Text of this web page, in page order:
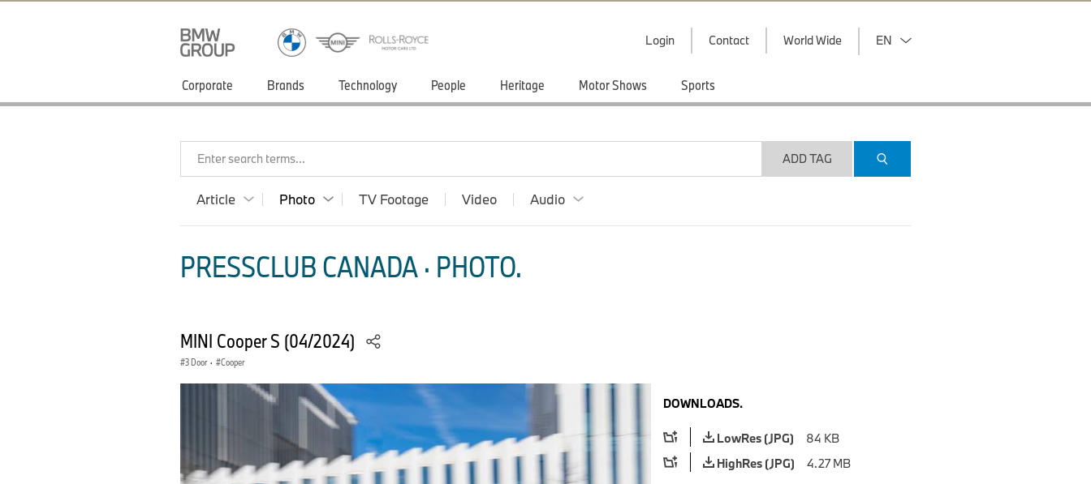
Login Contact World Wide EN
Corporate Brands Technology People Heritage Motor Shows Sports
Enter search terms... ADD TAG
Article Photo TV Footage Video Audio
PRESSCLUB CANADA · PHOTO.
MINI Cooper S (04/2024)
3 Door · Cooper
DOWNLOADS.
LowRes (JPG)
84 KB
HighRes (JPG)
4.27 MB